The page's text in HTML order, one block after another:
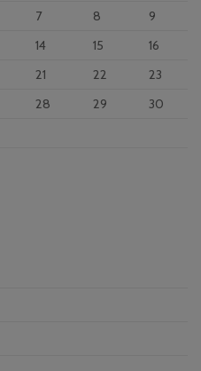
7 8
9
14 15
16
21 22
23
28 29
30